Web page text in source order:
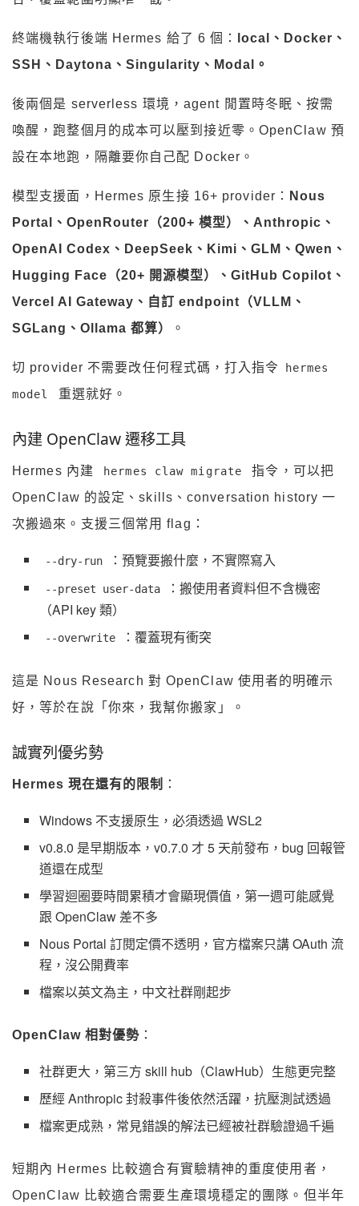
終端機執行後端 Hermes 給了 6 個：
local、Docker、
SSH、Daytona、Singularity、Modal。
後兩個是 serverless 環境，agent 閒置時冬眠、按需
喚醒，跑整個月的成本可以壓到接近零。OpenClaw 預
設在本地跑，隔離要你自己配 Docker。
模型支援面，Hermes 原生接 16+ provider：
Nous
Portal、OpenRouter（200+ 模型）、Anthropic、
OpenAI Codex、DeepSeek、Kimi、GLM、Qwen、
Hugging Face（20+ 開源模型）、GitHub Copilot、
Vercel AI Gateway、自訂 endpoint（VLLM、
SGLang、Ollama 都算）
。
切 provider 不需要改任何程式碼，打入指令 hermes
model 重選就好。
內建 OpenClaw 遷移工具
Hermes 內建 hermes claw migrate
指令，可以把
OpenClaw 的設定、skills、conversation history 一
次搬過來。支援三個常用 flag：
--dry-run ：預覽要搬什麼，不實際寫入
--preset user-data
：搬使用者資料但不含機密
（API key 類）
--overwrite ：覆蓋現有衝突
這是 Nous Research 對 OpenClaw 使用者的明確示
好，等於在說「你來，我幫你搬家」。
誠實列優劣勢
Hermes 現在還有的限制 ：
Windows 不支援原生，必須透過 WSL2
v0.8.0 是早期版本，v0.7.0 才 5 天前發布，bug 回報管
道還在成型
學習迴圈要時間累積才會顯現價值，第一週可能感覺
跟 OpenClaw 差不多
Nous Portal 訂閱定價不透明，官方檔案只講 OAuth 流
程，沒公開費率
檔案以英文為主，中文社群剛起步
OpenClaw 相對優勢 ：
社群更大，第三方 skill hub（ClawHub）生態更完整
歷經 Anthropic 封殺事件後依然活躍，抗壓測試透過
檔案更成熟，常見錯誤的解法已經被社群驗證過千遍
短期內 Hermes 比較適合有實驗精神的重度使用者，
OpenClaw 比較適合需要生產環境穩定的團隊。但半年